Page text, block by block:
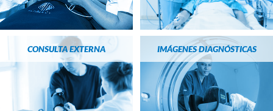
CONSULTA EXTERNA IMÁGENES DIAGNÓSTICAS